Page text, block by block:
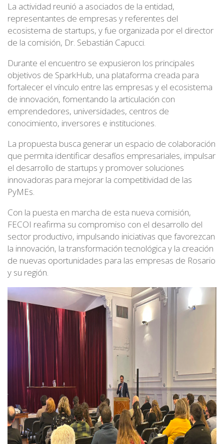
La actividad reunió a asociados de la entidad,
representantes de empresas y referentes del
ecosistema de startups, y fue organizada por el director
de la comisión, Dr. Sebastián Capucci.
Durante el encuentro se expusieron los principales
objetivos de SparkHub, una plataforma creada para
fortalecer el vínculo entre las empresas y el ecosistema
de innovación, fomentando la articulación con
emprendedores, universidades, centros de
conocimiento, inversores e instituciones.
La propuesta busca generar un espacio de colaboración
que permita identificar desafíos empresariales, impulsar
el desarrollo de startups y promover soluciones
innovadoras para mejorar la competitividad de las
PyMEs.
Con la puesta en marcha de esta nueva comisión,
FECOI reafirma su compromiso con el desarrollo del
sector productivo, impulsando iniciativas que favorezcan
la innovación, la transformación tecnológica y la creación
de nuevas oportunidades para las empresas de Rosario
y su región.